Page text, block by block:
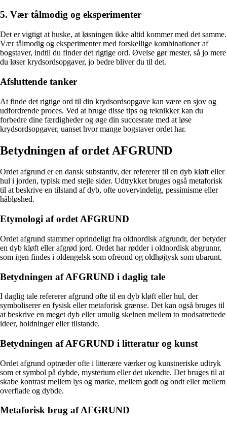
5. Vær tålmodig og eksperimenter
Det er vigtigt at huske, at løsningen ikke altid kommer med det samme.
Vær tålmodig og eksperimenter med forskellige kombinationer af
bogstaver, indtil du finder det rigtige ord. Øvelse gør mester, så jo mere
du løser krydsordsopgaver, jo bedre bliver du til det.
Afsluttende tanker
At finde det rigtige ord til din krydsordsopgave kan være en sjov og
udfordrende proces. Ved at bruge disse tips og teknikker kan du
forbedre dine færdigheder og øge din succesrate med at løse
krydsordsopgaver, uanset hvor mange bogstaver ordet har.
Betydningen af ordet AFGRUND
Ordet afgrund er en dansk substantiv, der refererer til en dyb kløft eller
hul i jorden, typisk med stejle sider. Udtrykket bruges også metaforisk
til at beskrive en tilstand af dyb, ofte uovervindelig, pessimisme eller
håbløshed.
Etymologi af ordet AFGRUND
Ordet afgrund stammer oprindeligt fra oldnordisk afgrundr, der betyder
en dyb kløft eller afgrød jord. Ordet har rødder i oldnordisk abgrunnr,
som igen findes i oldengelsk som ofrēond og oldhøjtysk som ubarunt.
Betydningen af AFGRUND i daglig tale
I daglig tale refererer afgrund ofte til en dyb kløft eller hul, der
symboliserer en fysisk eller metaforisk grænse. Det kan også bruges til
at beskrive en meget dyb eller umulig skelnen mellem to modsatrettede
ideer, holdninger eller tilstande.
Betydningen af AFGRUND i litteratur og kunst
Ordet afgrund optræder ofte i litterære værker og kunstneriske udtryk
som et symbol på dybde, mysterium eller det ukendte. Det bruges til at
skabe kontrast mellem lys og mørke, mellem godt og ondt eller mellem
overflade og dybde.
Metaforisk brug af AFGRUND